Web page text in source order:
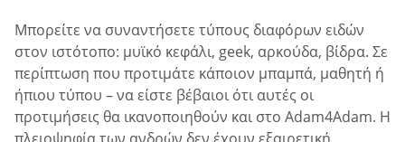
Μπορείτε να συναντήσετε τύπους διαφόρων ειδών
στον ιστότοπο: μυϊκό κεφάλι, geek, αρκούδα, βίδρα. Σε
περίπτωση που προτιμάτε κάποιον μπαμπά, μαθητή ή
ήπιου τύπου – να είστε βέβαιοι ότι αυτές οι
προτιμήσεις θα ικανοποιηθούν και στο Adam4Adam. Η